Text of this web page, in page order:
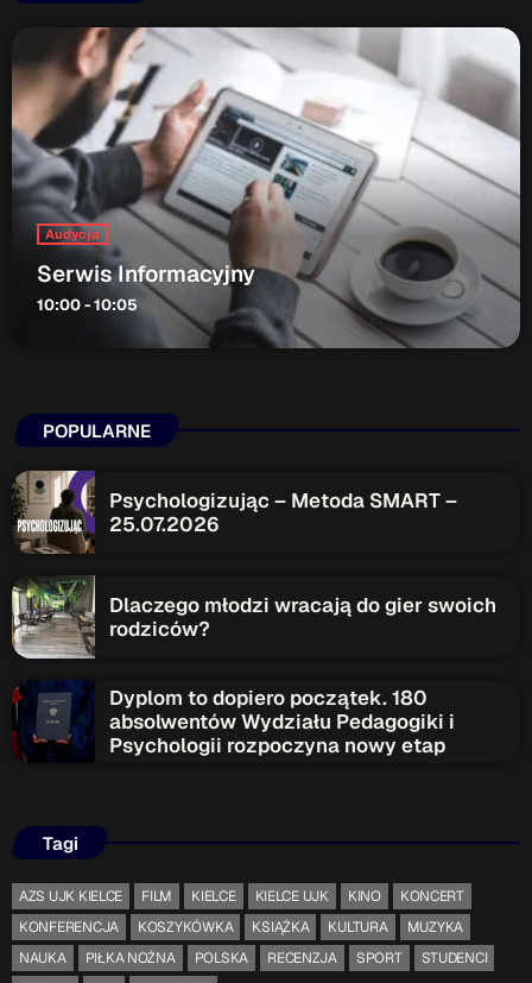
Serwis Informacyjny
19:00 - 19:05
TOP CHART
Audycja
Serwis Informacyjny
10:00 - 10:05
POPULARNE
Psychologizując – Metoda SMART –
25.07.2026
Dlaczego młodzi wracają do gier swoich
rodziców?
Dyplom to dopiero początek. 180
absolwentów Wydziału Pedagogiki i
Psychologii rozpoczyna nowy etap
Tagi
AZS UJK KIELCE FILM KIELCE KIELCE UJK KINO
KONCERT
KONFERENCJA
KOSZYKÓWKA KSIĄŻKA KULTURA
MUZYKA
NAUKA
PIŁKA NOŻNA POLSKA RECENZJA SPORT
STUDENCI